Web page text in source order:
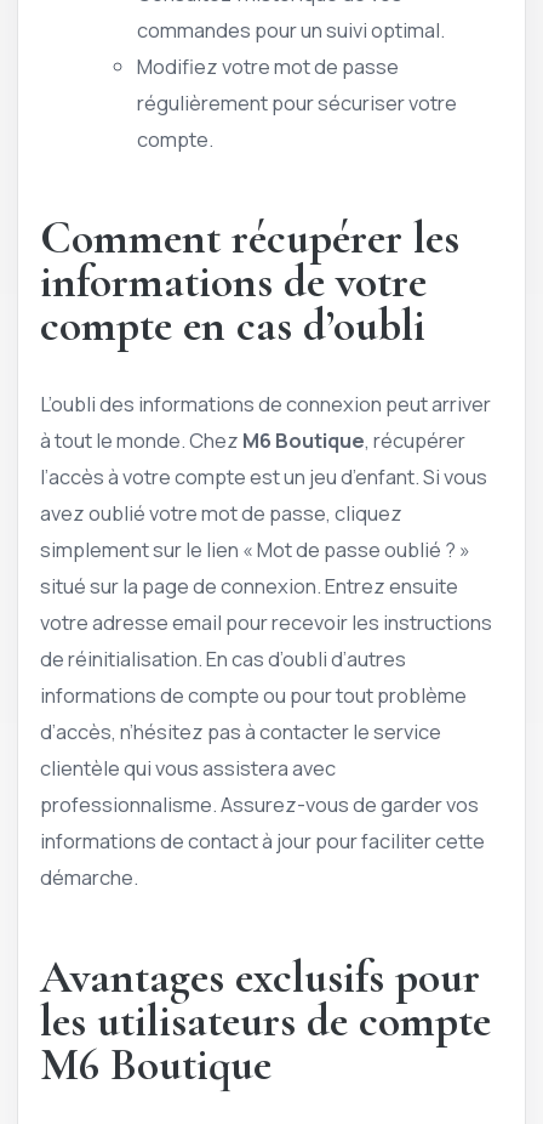
commandes pour un suivi optimal.
Modifiez votre mot de passe
régulièrement pour sécuriser votre
compte.
Comment récupérer les
informations de votre
compte en cas d’oubli
L’oubli des informations de connexion peut arriver
à tout le monde. Chez M6 Boutique, récupérer
l’accès à votre compte est un jeu d’enfant. Si vous
avez oublié votre mot de passe, cliquez
simplement sur le lien « Mot de passe oublié ? »
situé sur la page de connexion. Entrez ensuite
votre adresse email pour recevoir les instructions
de réinitialisation. En cas d’oubli d’autres
informations de compte ou pour tout problème
d’accès, n’hésitez pas à contacter le service
clientèle qui vous assistera avec
professionnalisme. Assurez-vous de garder vos
informations de contact à jour pour faciliter cette
démarche.
Avantages exclusifs pour
les utilisateurs de compte
M6 Boutique